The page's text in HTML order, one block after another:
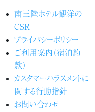
南三陸ホテル観洋の
CSR
プライバシーポリシー
ご利用案内（宿泊約
款）
カスタマーハラスメントに
関する行動指針
お問い合わせ